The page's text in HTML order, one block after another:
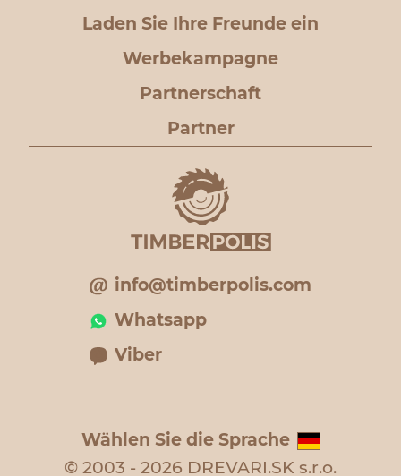
Laden Sie Ihre Freunde ein
Werbekampagne
Partnerschaft
Partner
info@timberpolis.com
Whatsapp
Viber
Wählen Sie die Sprache
© 2003 - 2026 DREVARI.SK s.r.o.